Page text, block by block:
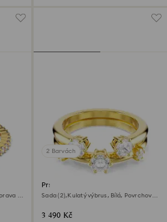
z
2 Barvách
Prsten Constella
Sada (2),Kulatý výbrus, Bílá, Povrchová
3 490 Kč